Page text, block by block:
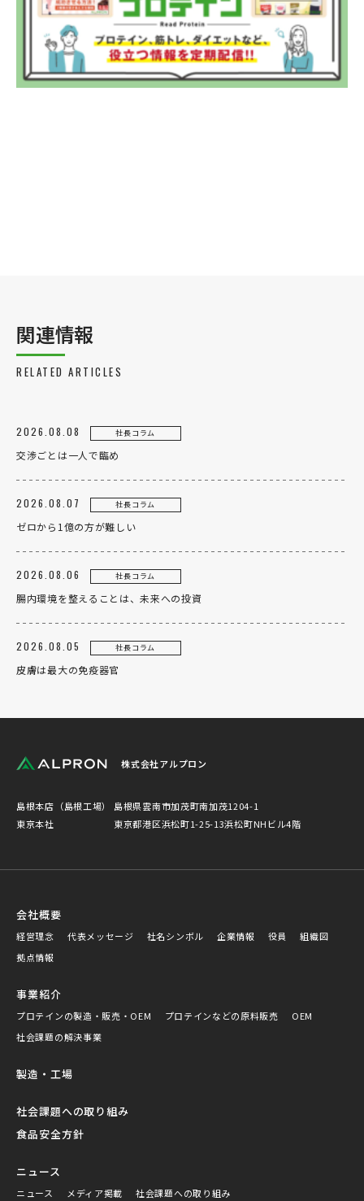
法人のお客様
OEM
お問い合わせ
関連情報
RELATED ARTICLES
2026.08.08 社長コラム
交渉ごとは一人で臨め
2026.08.07 社長コラム
ゼロから1億の方が難しい
2026.08.06 社長コラム
腸内環境を整えることは、未来への投資
2026.08.05 社長コラム
皮膚は最大の免疫器官
株式会社アルプロン
島根本店（島根工場）
島根県雲南市加茂町南加茂1204-1
東京本社
東京都港区浜松町1-25-13浜松町NHビル4階
会社概要
経営理念 代表メッセージ 社名シンボル 企業情報 役員
組織図
拠点情報
事業紹介
プロテインの製造・販売・OEM プロテインなどの原料販売
OEM
社会課題の解決事業
製造・工場
社会課題への取り組み
食品安全方針
ニュース
ニュース メディア掲載 社会課題への取り組み